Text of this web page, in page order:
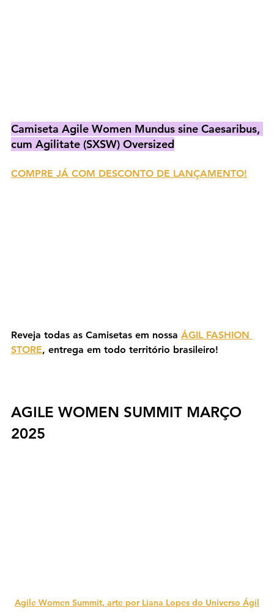
Camiseta Agile Women Mundus sine Caesaribus,
cum Agilitate (SXSW) Oversized
COMPRE JÁ COM DESCONTO DE LANÇAMENTO!
Reveja todas as Camisetas em nossa ÁGIL FASHION
STORE, entrega em todo território brasileiro!
AGILE WOMEN SUMMIT MARÇO
2025
Agile Women Summit, arte por Liana Lopes do Universo Ágil